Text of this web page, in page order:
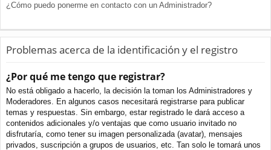
¿Cómo puedo ponerme en contacto con un Administrador?
Problemas acerca de la identificación y el registro
¿Por qué me tengo que registrar?
No está obligado a hacerlo, la decisión la toman los Administradores y
Moderadores. En algunos casos necesitará registrarse para publicar
temas y respuestas. Sin embargo, estar registrado le dará acceso a
contenidos adicionales y/o ventajas que como usuario invitado no
disfrutaría, como tener su imagen personalizada (avatar), mensajes
privados, suscripción a grupos de usuarios, etc. Tan solo le tomará unos